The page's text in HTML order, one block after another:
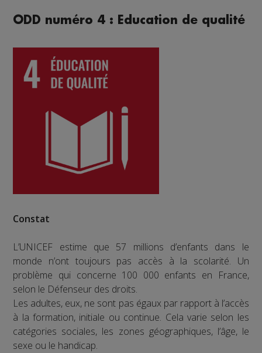
ODD numéro 4 : Education de qualité
Constat
L’UNICEF estime que 57 millions d’enfants dans le
monde n’ont toujours pas accès à la scolarité. Un
problème qui concerne 100 000 enfants en France,
selon le Défenseur des droits.
Les adultes, eux, ne sont pas égaux par rapport à l’accès
à la formation, initiale ou continue. Cela varie selon les
catégories sociales, les zones géographiques, l’âge, le
sexe ou le handicap.